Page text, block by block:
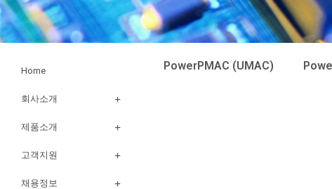
Home
회사소개
제품소개
고객지원
채용정보
PowerPMAC (UMAC)